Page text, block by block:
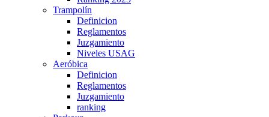
Trampolín
Definicion
Reglamentos
Juzgamiento
Niveles USAG
Aeróbica
Definicion
Reglamentos
Juzgamiento
ranking